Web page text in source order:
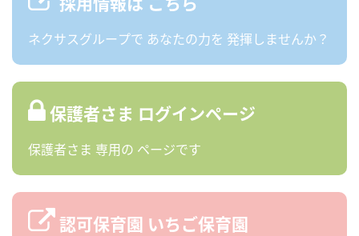
ネクサスグループで あなたの力を 発揮しませんか？
保護者さま ログインページ
保護者さま 専用の ページです
認可保育園 いちご保育園